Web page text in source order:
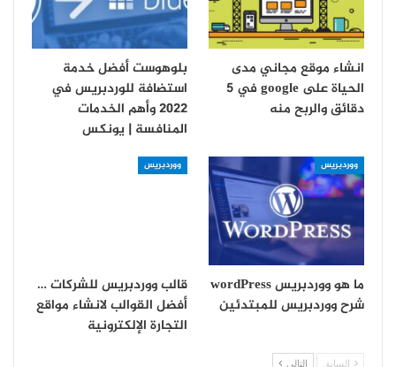
انشاء موقع مجاني مدى
الحياة على google في 5
دقائق والربح منه
بلوهوست أفضل خدمة
استضافة للوردبريس في
2022 وأهم الخدمات
المنافسة | يونكس
ووردبريس
ما هو ووردبريس wordPress
شرح ووردبريس للمبتدئين
ووردبريس
قالب ووردبريس للشركات …
أفضل القوالب لانشاء مواقع
التجارة الإلكترونية
السابق التالي